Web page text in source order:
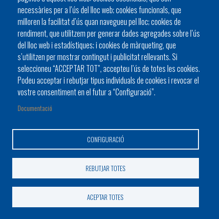
971 862131
ajuntament@ajsapobla.net
http://www.sapobla.cat
AJUNTAMENT DE SANT ANTONI DE PORTMANY
Ajuntament
971 344175
ajuntament@santantoni.net
http://www.santantoni.net
AJUNTAMENT DE SANT JOAN
Ajuntament
necessàries per a l’ús del lloc web; cookies funcionals, que
milloren la facilitat d’ús quan navegueu pel lloc; cookies de
rendiment, que utilitzem per generar dades agregades sobre l’ús
del lloc web i estadístiques; i cookies de màrqueting, que
s’utilitzen per mostrar contingut i publicitat rellevants. Si
seleccioneu “ACCEPTAR TOT”, accepteu l’ús de totes les cookies.
Podeu acceptar i rebutjar tipus individuals de cookies i revocar el
vostre consentiment en el futur a “Configuració”.
Documentació
CONFIGURACIÓ
REBUTJAR TOTES
ACEPTAR TOTES